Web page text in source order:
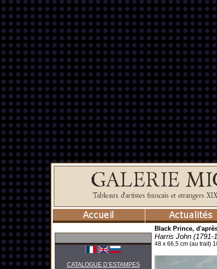
CATALOGUE D’ESTAMPES
Black Prince,
Harris John (1791-
48 x 66,5 cm (au trait)